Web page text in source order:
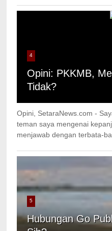
4
Opini: PKKMB,
Tidak?
Opini, SetaraNews.com -
teman saya mengenai
menjawab dengan terbata-
5
Hubungan Go